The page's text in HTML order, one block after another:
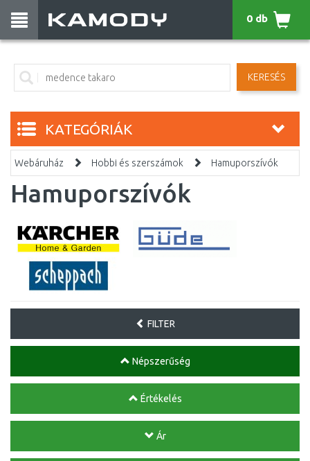
KERESÉS
0 db
KATEGÓRIÁK
Webáruház Hobbi és szerszámok Hamuporszívók
Hamuporszívók
FILTER
Népszerűség
Értékelés
Ár